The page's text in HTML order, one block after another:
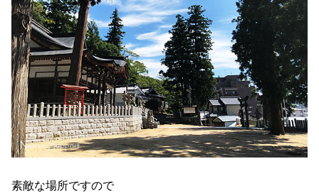
素敵な場所ですので